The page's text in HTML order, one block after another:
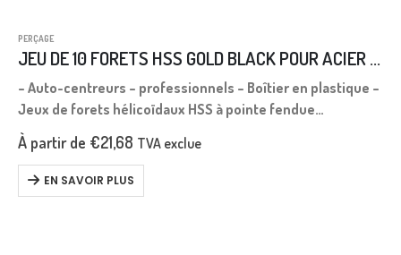
PERÇAGE
JEU DE 10 FORETS HSS GOLD BLACK POUR ACIER INOXYDABLE
– Auto-centreurs – professionnels – Boîtier en plastique –
Jeux de forets hélicoïdaux HSS à pointe fendue
entièrement rectifiée – Gold black – Forets hélicoïdaux en
sets et présentoirs
– Diamètre…
À partir de €21,68 TVA exclue
EN SAVOIR PLUS